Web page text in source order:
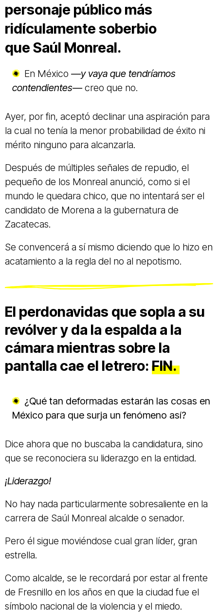
personaje público más
ridículamente soberbio
que Saúl Monreal.
En México —y vaya que tendríamos
contendientes— creo que no.
Ayer, por fin, aceptó declinar una aspiración para
la cual no tenía la menor probabilidad de éxito ni
mérito ninguno para alcanzarla.
Después de múltiples señales de repudio, el
pequeño de los Monreal anunció, como si el
mundo le quedara chico, que no intentará ser el
candidato de Morena a la gubernatura de
Zacatecas.
Se convencerá a sí mismo diciendo que lo hizo en
acatamiento a la regla del no al nepotismo.
El perdonavidas que sopla a su
revólver y da la espalda a la
cámara mientras sobre la
pantalla cae el letrero: FIN.
¿Qué tan deformadas estarán las cosas en
México para que surja un fenómeno así?
Dice ahora que no buscaba la candidatura, sino
que se reconociera su liderazgo en la entidad.
¡Liderazgo!
No hay nada particularmente sobresaliente en la
carrera de Saúl Monreal alcalde o senador.
Pero él sigue moviéndose cual gran líder, gran
estrella.
Como alcalde, se le recordará por estar al frente
de Fresnillo en los años en que la ciudad fue el
símbolo nacional de la violencia y el miedo.